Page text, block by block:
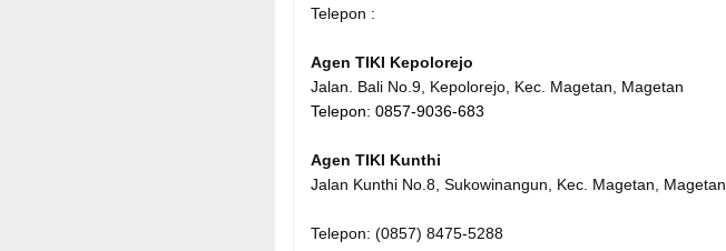
Telepon :
Agen TIKI Kepolorejo
Jalan. Bali No.9, Kepolorejo, Kec. Magetan, Magetan
Telepon: 0857-9036-683
Agen TIKI Kunthi
Jalan Kunthi No.8, Sukowinangun, Kec. Magetan, Magetan
Telepon: (0857) 8475-5288